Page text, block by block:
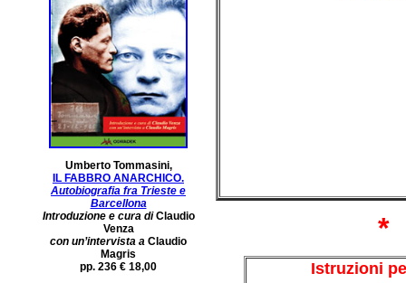
Umberto Tommasini,
IL FABBRO ANARCHICO.
Autobiografia fra Trieste e
Barcellona
Introduzione e cura diClaudio
Venza
con un’intervista a Claudio
Magris
pp. 236 € 18,00
*
Istruzioni